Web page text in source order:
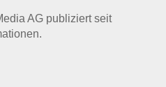
AG publiziert seit